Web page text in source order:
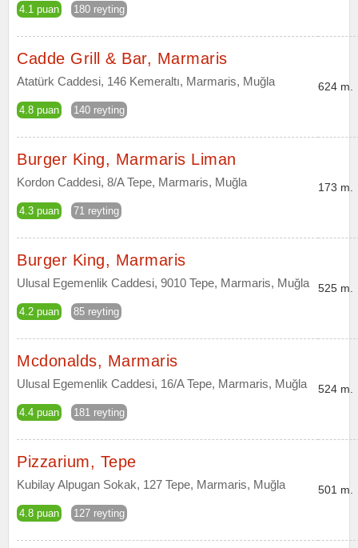
4.1 puan 180 reyting
Cadde Grill & Bar, Marmaris
Atatürk Caddesi, 146 Kemeraltı, Marmaris, Muğla
4.8 puan 140 reyting
624 m.
Burger King, Marmaris Liman
Kordon Caddesi, 8/A Tepe, Marmaris, Muğla
4.3 puan 71 reyting
173 m.
Burger King, Marmaris
Ulusal Egemenlik Caddesi, 9010 Tepe, Marmaris, Muğla
4.2 puan 85 reyting
525 m.
Mcdonalds, Marmaris
Ulusal Egemenlik Caddesi, 16/A Tepe, Marmaris, Muğla
4.4 puan 181 reyting
524 m.
Pizzarium, Tepe
Kubilay Alpugan Sokak, 127 Tepe, Marmaris, Muğla
4.8 puan 127 reyting
501 m.